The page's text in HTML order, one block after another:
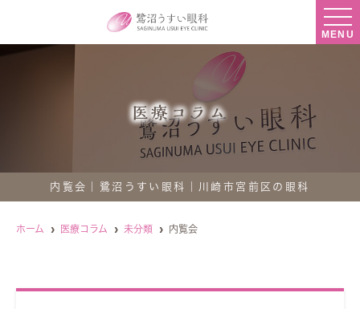
MENU
医療コラム
内覧会｜鷺沼うすい眼科｜川崎市宮前区の眼科
ホーム 医療コラム 未分類 内覧会